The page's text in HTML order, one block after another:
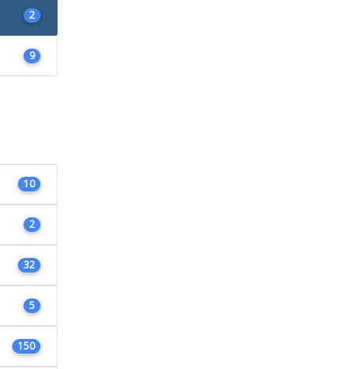
2
9
10
2
32
5
150